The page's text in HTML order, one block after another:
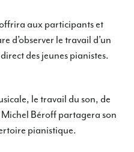
aux participants et
d’observer le travail d’un
des jeunes pianistes.
le travail du son, de
Michel Béroff partagera son
pianistique.